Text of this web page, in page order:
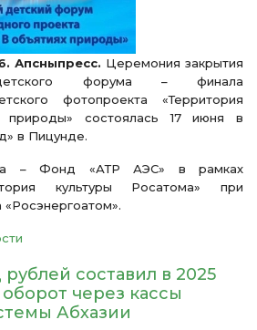
Апсныпресс. Церемония закрытия
детского форума – финала
фотопроекта «Территория
природы» состоялась 17 июня в
в Пицунде.
– Фонд «АТР АЭС» в рамках
культуры Росатома» при
составил в 2025
через кассы
Абхазии